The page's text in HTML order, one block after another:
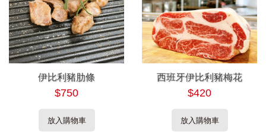
伊比利豬肋條
$750
放入購物車
西班牙伊比利豬梅花
$420
放入購物車